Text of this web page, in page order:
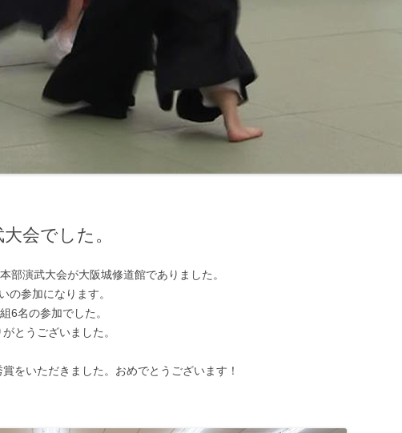
会でした。
部演武大会が大阪城修道館でありました。
の参加になります。
6名の参加でした。
とうございました。
をいただきました。おめでとうございます！